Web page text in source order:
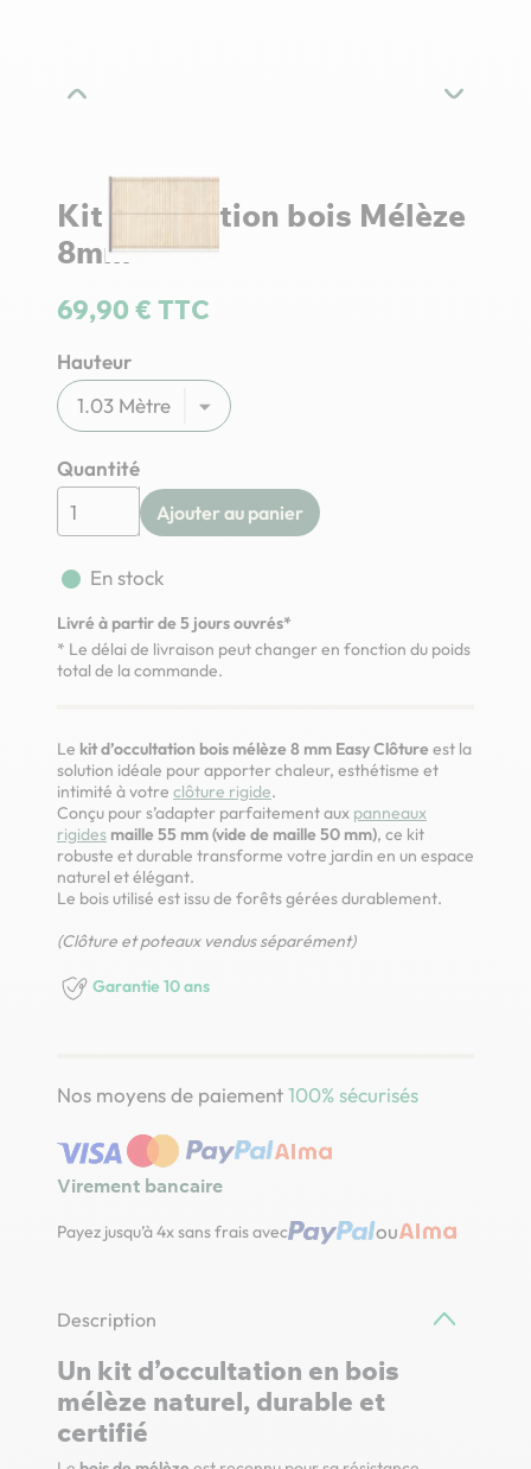
Kit occultation bois Mélèze
8mm
69,90 € TTC
Hauteur
Quantité
Ajouter au panier
fiber_manual_record En stock
Livré à partir de 5 jours ouvrés*
* Le délai de livraison peut changer en fonction du poids
total de la commande.
Le kit d’occultation bois mélèze 8 mm Easy Clôture est la
solution idéale pour apporter chaleur, esthétisme et
intimité à votre clôture rigide.
Conçu pour s’adapter parfaitement aux panneaux
rigides maille 55 mm (vide de maille 50 mm), ce kit
robuste et durable transforme votre jardin en un espace
naturel et élégant.
Le bois utilisé est issu de forêts gérées durablement.
(Clôture et poteaux vendus séparément)
Garantie 10 ans
Nos moyens de paiement100% sécurisés
Virement bancaire
Payez jusqu’à 4x sans frais avec ou
Description
Un kit d’occultation en bois
mélèze naturel, durable et
certifié